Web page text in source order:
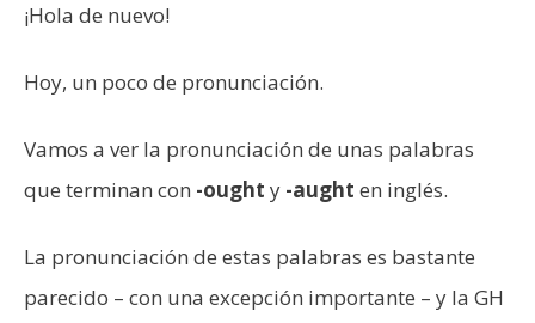
¡Hola de nuevo!
Hoy, un poco de pronunciación.
Vamos a ver la pronunciación de unas palabras
que terminan con -ought y -aught en inglés.
La pronunciación de estas palabras es bastante
parecido – con una excepción importante – y la GH